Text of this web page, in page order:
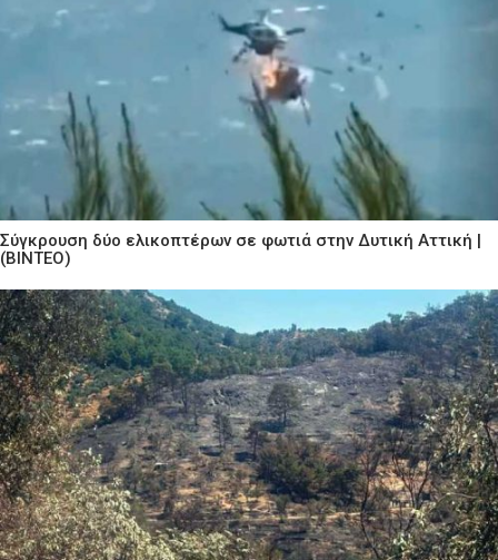
Σύγκρουση δύο ελικοπτέρων σε φωτιά στην Δυτική Αττική |
(ΒΙΝΤΕΟ)